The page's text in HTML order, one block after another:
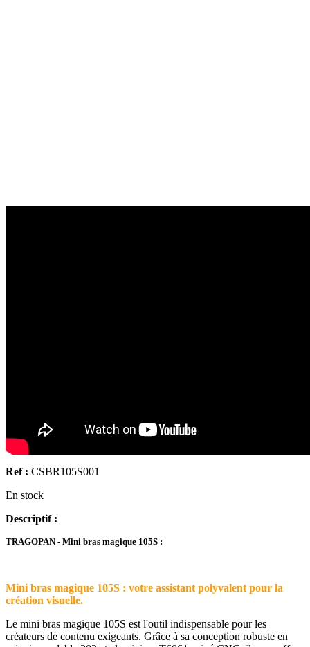
Ref : CSBR105S001
En stock
Descriptif :
TRAGOPAN - Mini bras magique 105S :
Mini bras magique 105S : votre assistant polyvalent pour la
création visuelle.
Le mini bras magique 105S est l'outil indispensable pour les
créateurs de contenu exigeants. Grâce à sa conception robuste en